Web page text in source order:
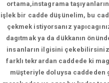
ortama,instagrama
işlek bir cadde düşünelim, bu
çekmek istiyorsanız
dagıtmak ya da dükkanın
insanların ilgisini
farklı tekrardan caddede ki
müşteriyle doluysa caddeden